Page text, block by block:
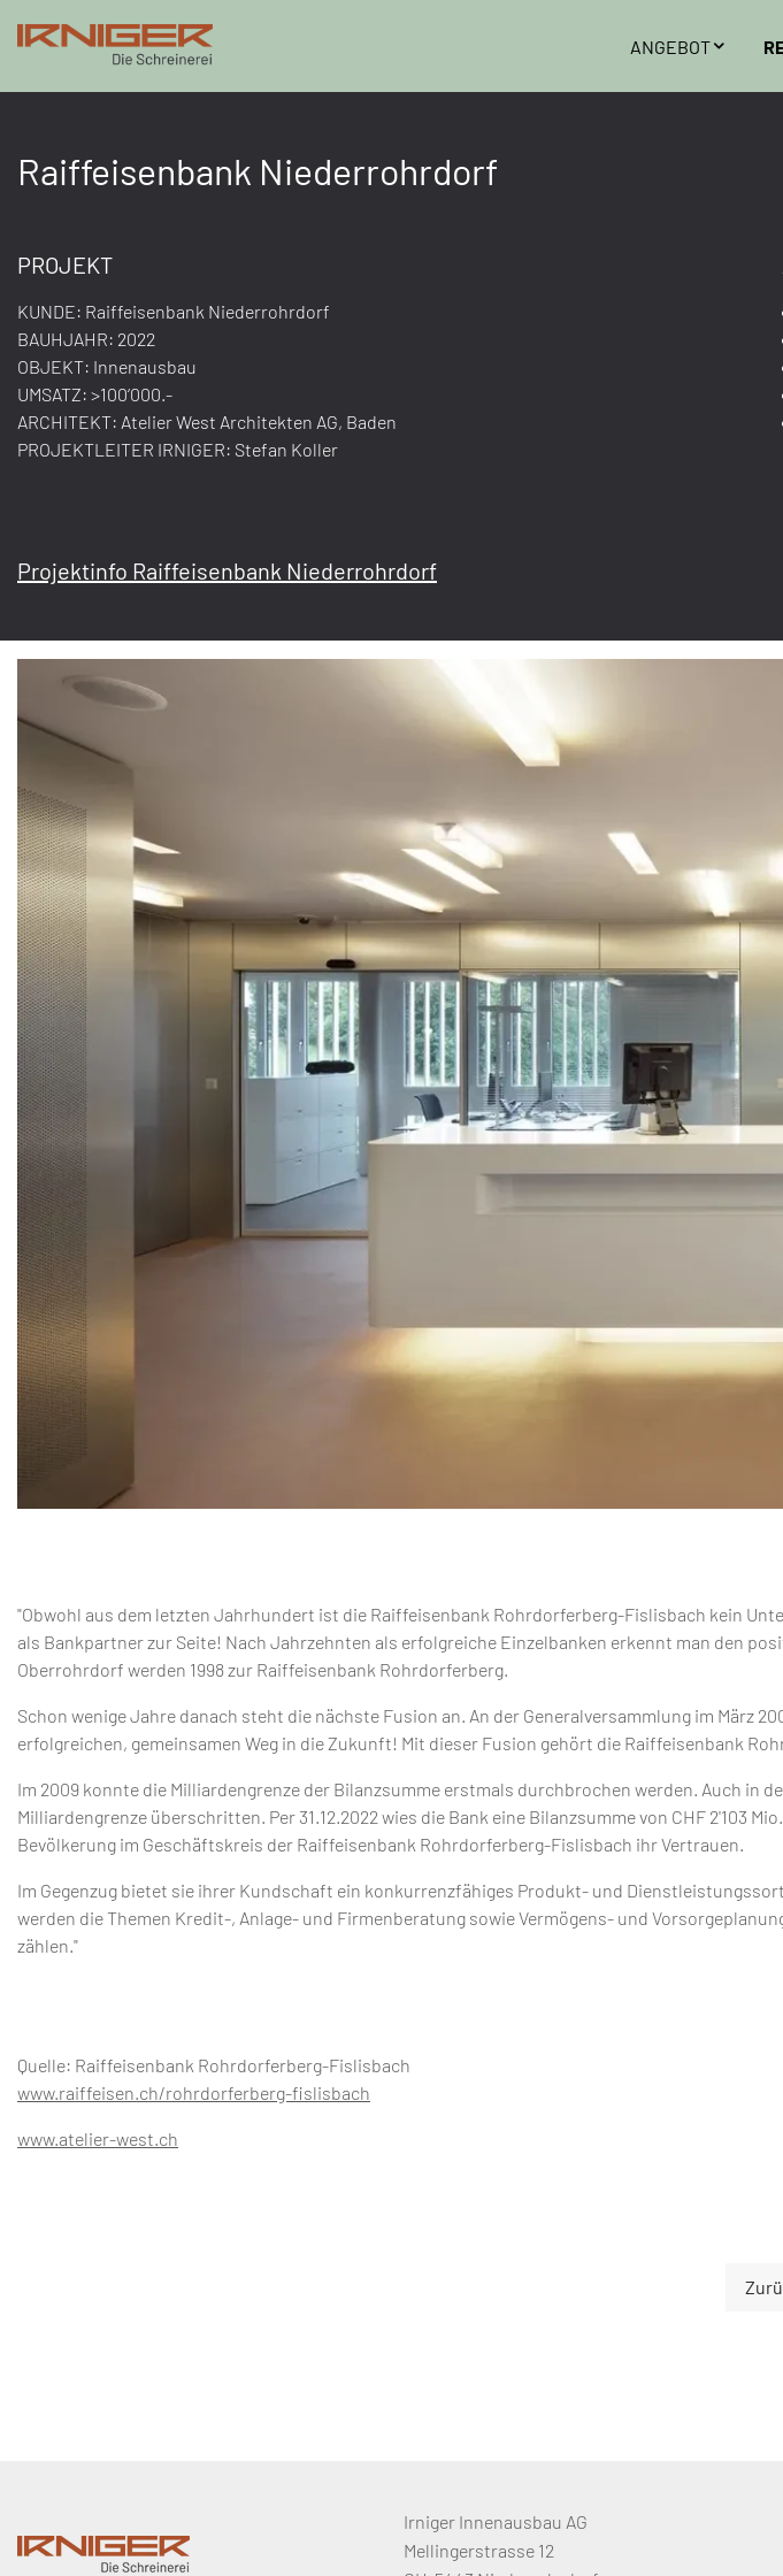
ANGEBOT
Raiffeisenbank Niederrohrdorf
PROJEKT
KUNDE: Raiffeisenbank Niederrohrdorf
BAUHJAHR: 2022
OBJEKT: Innenausbau
UMSATZ: >100‘000.-
ARCHITEKT: Atelier West Architekten AG, Baden
PROJEKTLEITER IRNIGER: Stefan Koller
Projektinfo Raiffeisenbank Niederrohrdorf
"Obwohl aus dem letzten Jahrhundert ist die Raiffeisenbank Rohrdorferberg-Fislisbach kein
als Bankpartner zur Seite! Nach Jahrzehnten als erfolgreiche Einzelbanken erkennt man den
Oberrohrdorf werden 1998 zur Raiffeisenbank Rohrdorferberg.
Schon wenige Jahre danach steht die nächste Fusion an. An der Generalversammlung im
erfolgreichen, gemeinsamen Weg in die Zukunft! Mit dieser Fusion gehört die Raiffeisenbank
Im 2009 konnte die Milliardengrenze der Bilanzsumme erstmals durchbrochen werden. Auch in
Milliardengrenze überschritten. Per 31.12.2022 wies die Bank eine Bilanzsumme von CHF 2'103
Bevölkerung im Geschäftskreis der Raiffeisenbank Rohrdorferberg-Fislisbach ihr Vertrauen.
Im Gegenzug bietet sie ihrer Kundschaft ein konkurrenzfähiges Produkt- und
werden die Themen Kredit-, Anlage- und Firmenberatung sowie Vermögens- und
zählen."
Quelle: Raiffeisenbank Rohrdorferberg-Fislisbach
www.raiffeisen.ch/rohrdorferberg-fislisbach
www.atelier-west.ch
Irniger Innenausbau AG
Mellingerstrasse 12